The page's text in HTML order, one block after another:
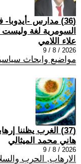
(36) مدارس -
السومرية لغة وليست
علاء اللامي
2026 / 8 / 9
مواضيع وابحاث
(37) الغرب يظننا إرهابيين ونحن نكفر بعضنا !!
هاني محمد الميثالي
2026 / 8 / 9
الارهاب, الحرب